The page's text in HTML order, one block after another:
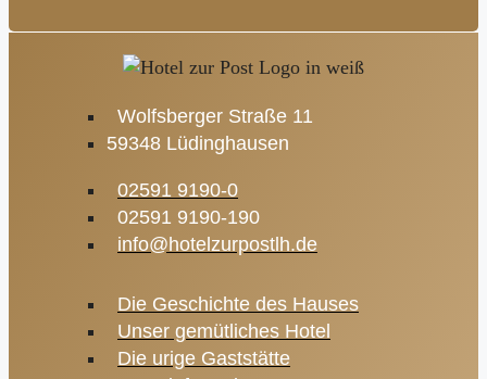
Wolfsberger Straße 11
59348 Lüdinghausen
02591 9190-0
02591 9190-190
info@hotelzurpostlh.de
Die Geschichte des Hauses
Unser gemütliches Hotel
Die urige Gaststätte